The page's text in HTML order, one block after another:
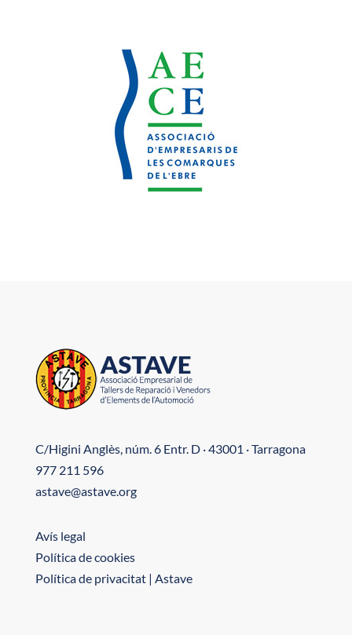
C/Higini Anglès, núm. 6 Entr. D · 43001 · Tarragona
977 211 596
astave@astave.org
Avís legal
Política de cookies
Política de privacitat | Astave